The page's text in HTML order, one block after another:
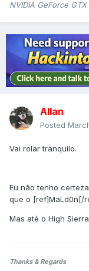
NVIDIA GeForce
Allan
Posted
Vai rolar tranquilo.
Eu não tenho
que o [ref]MaLd0n[/
Mas até o High
Thanks & Regards